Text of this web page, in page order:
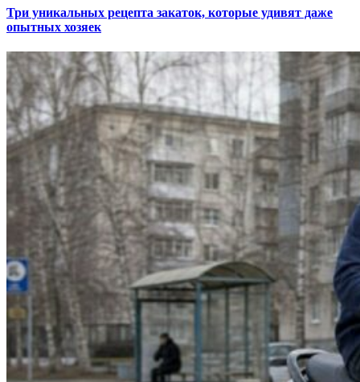
Три уникальных рецепта закаток, которые удивят даже
опытных хозяек